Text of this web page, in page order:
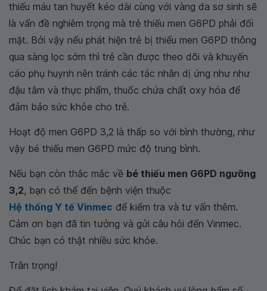
thiếu máu tan huyết kéo dài cùng với vàng da sơ sinh sẽ
là vấn đề nghiêm trọng mà trẻ thiếu men G6PD phải đối
mặt. Bởi vậy nếu phát hiện trẻ bị thiếu men G6PD thông
qua sàng lọc sớm thì trẻ cần được theo dõi và khuyến
cáo phụ huynh nên tránh các tác nhân dị ứng như như
đậu tằm và thực phẩm, thuốc chứa chất oxy hóa để
đảm bảo sức khỏe cho trẻ.
Hoạt độ men G6PD 3,2 là thấp so với bình thường, như
vậy bé thiếu men G6PD mức độ trung bình.
Nếu bạn còn thắc mắc về bé thiếu men G6PD ngưỡng
3,2, bạn có thể đến bệnh viện thuộc
Hệ thống Y tế Vinmec để kiểm tra và tư vấn thêm.
Cảm ơn bạn đã tin tưởng và gửi câu hỏi đến Vinmec.
Chúc bạn có thật nhiều sức khỏe.
Trân trọng!